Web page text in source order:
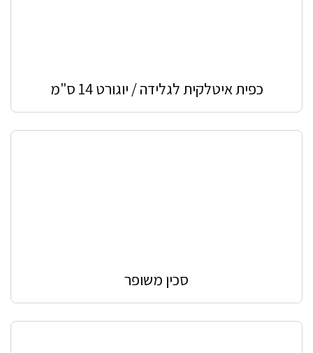
כפית איטלקית לגלידה / יוגורט 14 ס"מ
סכין משופר